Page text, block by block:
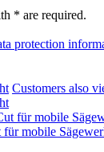
* are required.
protection
Customers also
mobile